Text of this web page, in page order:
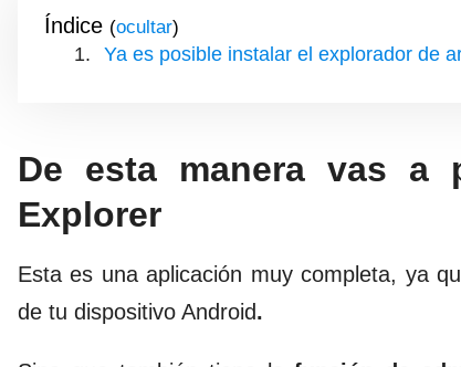
Índice ( )
Ya es posible instalar el explorador de
De esta manera vas a
Explorer
Esta es una aplicación muy completa, ya
de tu dispositivo Android.